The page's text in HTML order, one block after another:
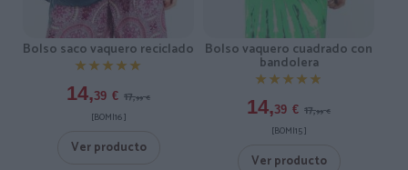
Bolso saco vaquero reciclado
★★★★★
★★★★★
14,39 € 17,99 €
[BOMI16 ]
Ver producto
Bolso vaquero cuadrado con
bandolera
★★★★★
★★★★★
14,39 € 17,99 €
[BOMI15 ]
Ver producto